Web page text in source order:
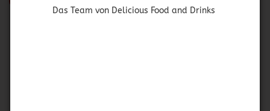
Das Team von Delicious Food and Drinks